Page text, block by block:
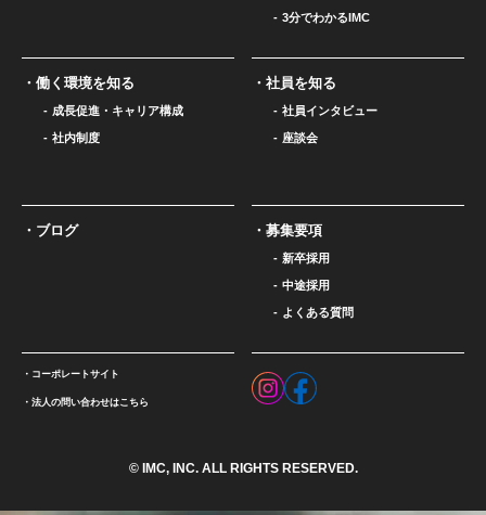
3分でわかるIMC
働く環境を知る
成長促進・キャリア構成
社内制度
社員を知る
社員インタビュー
座談会
ブログ 募集要項
新卒採用
中途採用
よくある質問
コーポレートサイト
法人の問い合わせはこちら
© IMC, INC. ALL RIGHTS RESERVED.